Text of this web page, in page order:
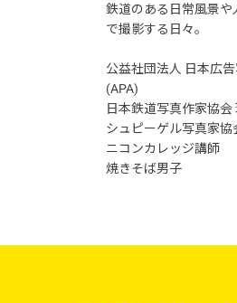
鉄道のある日常風景
で撮影する日々。
公益社団法人 日本広
(APA)
日本鉄道写真作家協
シュピーゲル写真家協
ニコンカレッジ講師
焼きそば男子